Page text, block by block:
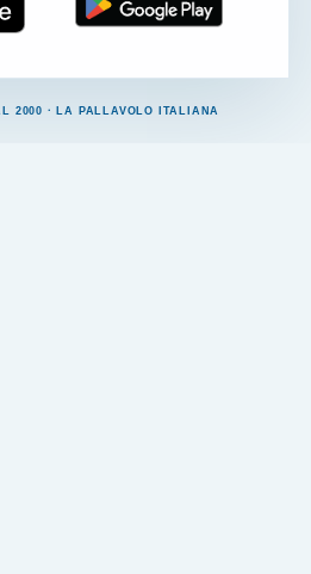
2000 · LA PALLAVOLO ITALIANA